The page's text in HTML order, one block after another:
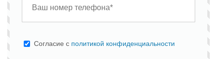
Cогласие с политикой конфиденциальности